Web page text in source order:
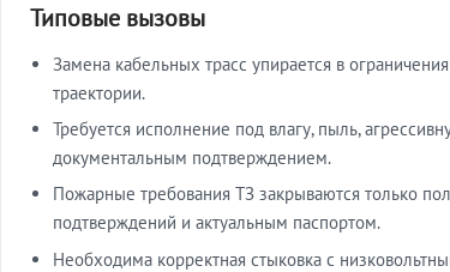
Типовые вызовы
Замена кабельных трасс упирается в
траектории.
Требуется исполнение под влагу, пыль,
документальным подтверждением.
Пожарные требования ТЗ закрываются только
подтверждений и актуальным паспортом.
Необходима корректная стыковка с